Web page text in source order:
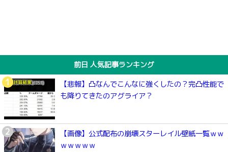
前日 人気記事ランキング
【悲報】凸なんでこんなに強くしたの？完凸性能で
も降りてきたのアグライア？
【画像】公式配布の崩壊スターレイル壁紙一覧ｗｗ
ｗｗｗｗｗ